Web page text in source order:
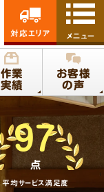
作業
実績
お客様
の声
対応エリア メニュー
平均サービス満足度
97
点